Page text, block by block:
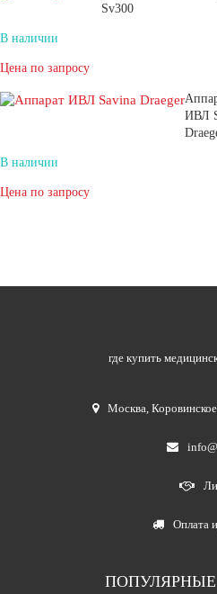
Sv300
В наличии
Цена по запросу
ИВЛ
В наличии
Цена по запросу
где купить
Москва,
Оплата